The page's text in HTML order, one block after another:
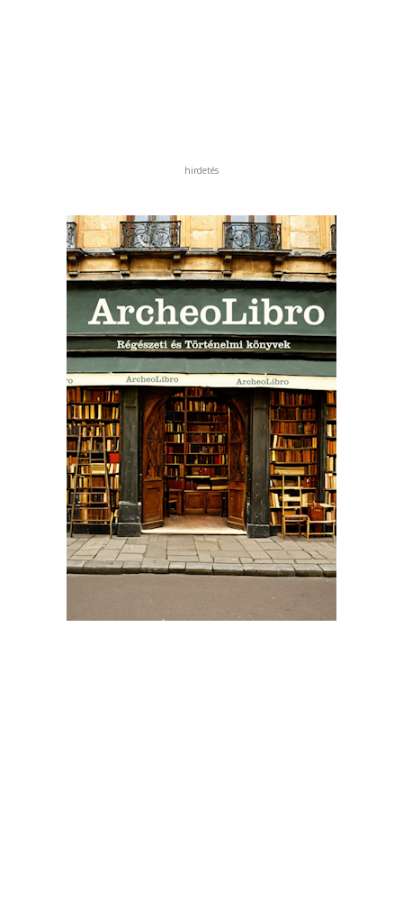
hirdetés